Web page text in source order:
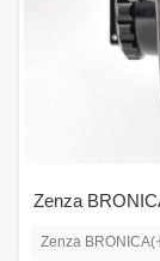
Zenza BRONICA(
Zenza